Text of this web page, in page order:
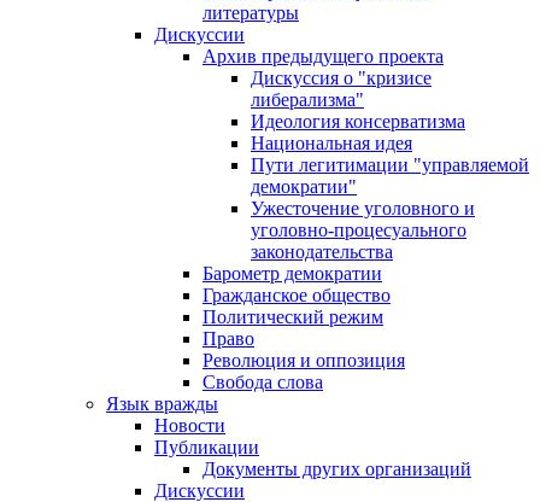
литературы
Дискуссии
Архив предыдущего проекта
Дискуссия о "кризисе
либерализма"
Идеология консерватизма
Национальная идея
Пути легитимации "управляемой
демократии"
Ужесточение уголовного и
уголовно-процесуального
законодательства
Барометр демократии
Гражданское общество
Политический режим
Право
Революция и оппозиция
Свобода слова
Язык вражды
Новости
Публикации
Документы других организаций
Дискуссии